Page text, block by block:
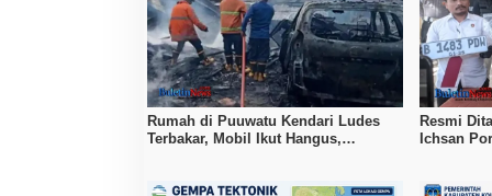
Rumah di Puuwatu Kendari Ludes
Terbakar, Mobil Ikut Hangus,
Resmi
Ichsan